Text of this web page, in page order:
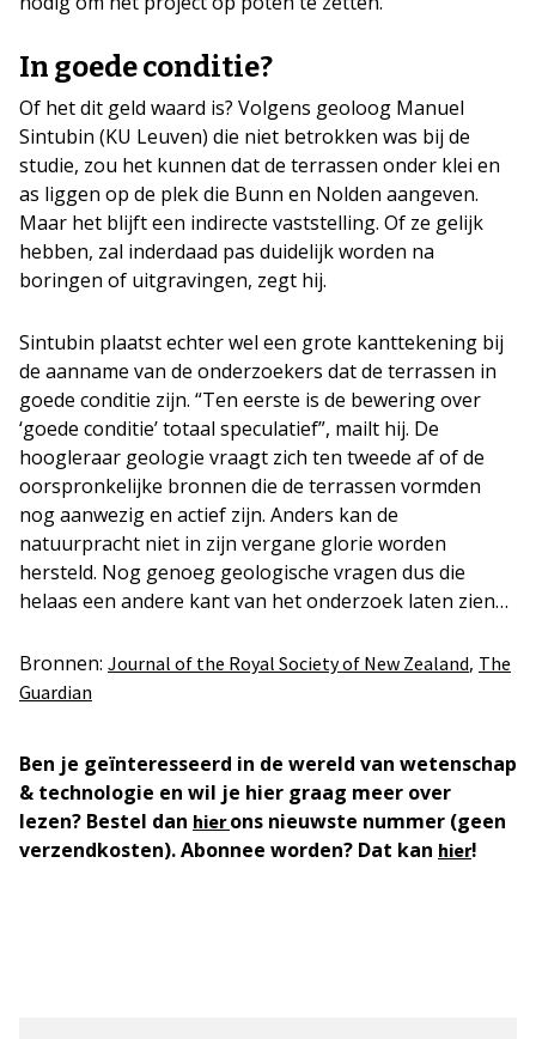
In goede conditie?
Of het dit geld waard is? Volgens geoloog Manuel
Sintubin (KU Leuven) die niet betrokken was bij de
studie, zou het kunnen dat de terrassen onder klei en
as liggen op de plek die Bunn en Nolden aangeven.
Maar het blijft een indirecte vaststelling. Of ze gelijk
hebben, zal inderdaad pas duidelijk worden na
boringen of uitgravingen, zegt hij.
Sintubin plaatst echter wel een grote kanttekening bij
de aanname van de onderzoekers dat de terrassen in
goede conditie zijn. “Ten eerste is de bewering over
‘goede conditie’ totaal speculatief”, mailt hij. De
hoogleraar geologie vraagt zich ten tweede af of de
oorspronkelijke bronnen die de terrassen vormden
nog aanwezig en actief zijn. Anders kan de
natuurpracht niet in zijn vergane glorie worden
hersteld. Nog genoeg geologische vragen dus die
helaas een andere kant van het onderzoek laten zien…
Bronnen: Journal of the Royal Society of New Zealand, The
Guardian
Ben je geïnteresseerd in de wereld van wetenschap
& technologie en wil je hier graag meer over
lezen? Bestel dan hierons nieuwste nummer (geen
verzendkosten). Abonnee worden? Dat kan hier!